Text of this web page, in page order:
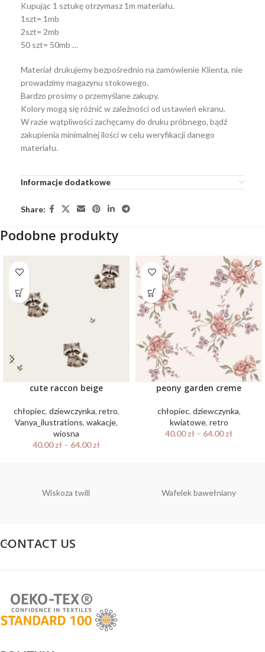
Kupując 1 sztukę otrzymasz 1m materiału.
1szt= 1mb
2szt= 2mb
50 szt= 50mb …
Materiał drukujemy bezpośrednio na zamówienie Klienta, nie
prowadzimy magazynu stokowego.
Bardzo prosimy o przemyślane zakupy.
Kolory mogą się różnić w zależności od ustawień ekranu.
W razie wątpliwości zachęcamy do druku próbnego, bądź
zakupienia minimalnej ilości w celu weryfikacji danego
materiału.
Informacje dodatkowe
Share:
Podobne produkty
cute raccon beige
chłopiec, dziewczynka, retro,
Vanya_ilustrations, wakacje,
wiosna
40.00zł – 64.00zł
peony garden creme
chłopiec, dziewczynka,
kwiatowe, retro
40.00zł – 64.00zł
Wiskoza twill Wafelek bawełniany
CONTACT US